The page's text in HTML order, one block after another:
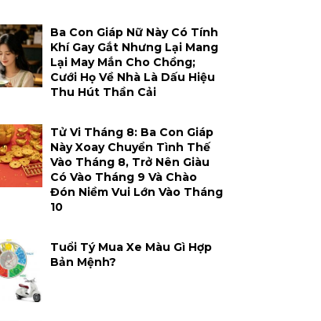
Ba Con Giáp Nữ Này Có Tính
Khí Gay Gắt Nhưng Lại Mang
Lại May Mắn Cho Chồng;
Cưới Họ Về Nhà Là Dấu Hiệu
Thu Hút Thần Cải
Tử Vi Tháng 8: Ba Con Giáp
Này Xoay Chuyển Tình Thế
Vào Tháng 8, Trở Nên Giàu
Có Vào Tháng 9 Và Chào
Đón Niềm Vui Lớn Vào Tháng
10
Tuổi Tý Mua Xe Màu Gì Hợp
Bản Mệnh?